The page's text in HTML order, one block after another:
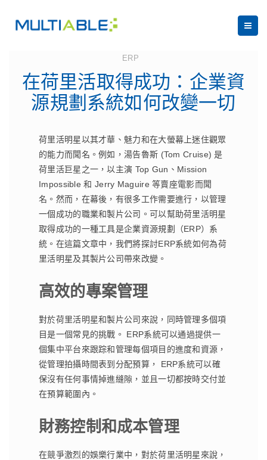
ERP
在荷里活取得成功：企業資
源規劃系統如何改變一切
荷里活明星以其才華、魅力和在大螢幕上迷住觀眾
的能力而聞名。例如，湯告魯斯 (Tom Cruise) 是
荷里活巨星之一，以主演 Top Gun、Mission
Impossible 和 Jerry Maguire 等賣座電影而聞
名。然而，在幕後，有很多工作需要進行，以管理
一個成功的職業和製片公司。可以幫助荷里活明星
取得成功的一種工具是企業資源規劃（ERP）系
統。在這篇文章中，我們將探討ERP系統如何為荷
里活明星及其製片公司帶來改變。
高效的專案管理
對於荷里活明星和製片公司來說，同時管理多個項
目是一個常見的挑戰。 ERP系統可以通過提供一
個集中平台來跟踪和管理每個項目的進度和資源，
從管理拍攝時間表到分配預算， ERP系統可以確
保沒有任何事情掉進縫隙，並且一切都按時交付並
在預算範圍內。
財務控制和成本管理
在競爭激烈的娛樂行業中，對於荷里活明星來說，